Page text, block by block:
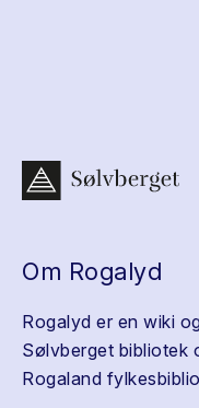
Om Rogalyd
Rogalyd er en wiki
Sølvberget bibliotek
Rogaland